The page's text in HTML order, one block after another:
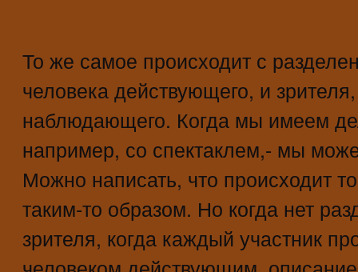
То же самое происходит с
человека действующего, и
наблюдающего. Когда мы имеем
например, со спектаклем,- мы
Можно написать, что происходит
таким-то образом. Но когда нет
зрителя, когда каждый участник